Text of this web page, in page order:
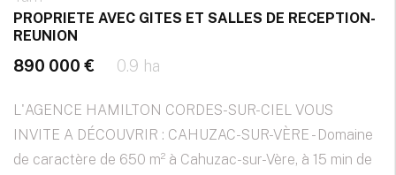
PROPRIETE AVEC GITES ET SALLES DE RECEPTION-
REUNION
890 000 € 0.9 ha
L'AGENCE HAMILTON CORDES-SUR-CIEL VOUS
INVITE A DÉCOUVRIR : CAHUZAC-SUR-VÈRE - Domaine
de caractère de 650 m² à Cahuzac-sur-Vère, à 15 min de